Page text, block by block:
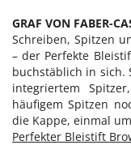
GRAF VON FABER-
Schreiben, Spitzen
– der Perfekte
buchstäblich in sich.
integriertem
häufigem Spitzen
die Kappe, einmal
Perfekter Bleistift